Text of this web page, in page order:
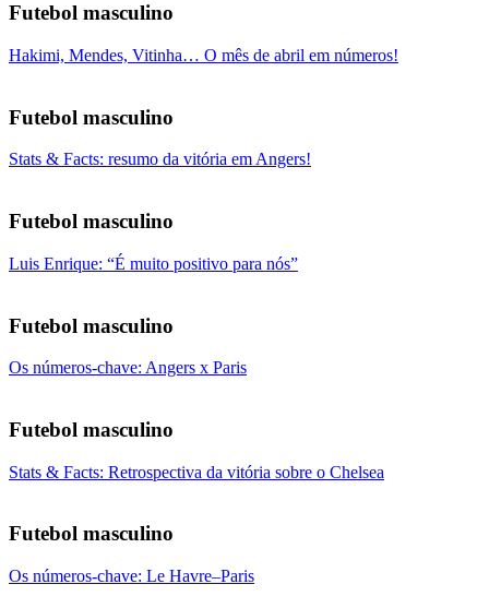
Futebol masculino
Hakimi, Mendes, Vitinha… O mês de abril em números!
Futebol masculino
Stats & Facts: resumo da vitória em Angers!
Futebol masculino
Luis Enrique: “É muito positivo para nós”
Futebol masculino
Os números-chave: Angers x Paris
Futebol masculino
Stats & Facts: Retrospectiva da vitória sobre o Chelsea
Futebol masculino
Os números-chave: Le Havre–Paris